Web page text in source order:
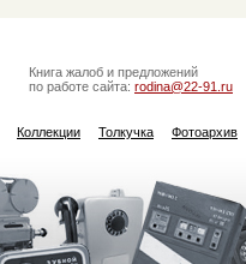
Книга жалоб и предложений
по работе сайта: rodina@22-91.ru
Коллекции Толкучка Фотоархив